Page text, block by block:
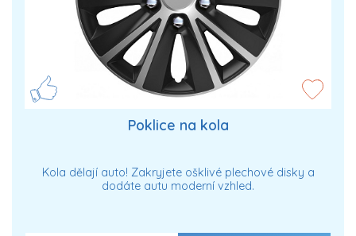
Poklice na kola
Kola dělají auto! Zakryjete ošklivé plechové disky a
dodáte autu moderní vzhled.